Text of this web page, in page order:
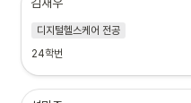
디지털헬스케어 전공
24학번